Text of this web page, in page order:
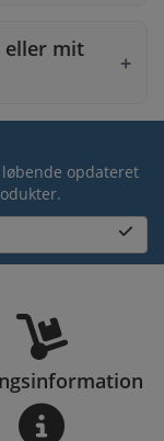
eller mit
opdateret